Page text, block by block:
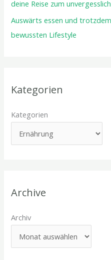
deine Reise zum
Auswärts essen und
bewussten Lifestyle
Kategorien
Kategorien
Archive
Archiv